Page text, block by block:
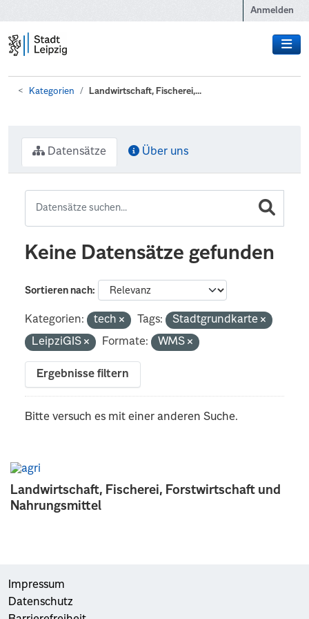
Anmelden
Kategorien Landwirtschaft, Fischerei,...
Landwirtschaft, Fischerei, Forstwirtschaft und
Nahrungsmittel
Datensätze Über uns
Keine Datensätze gefunden
Sortieren nach
Kategorien: tech Tags:
Stadtgrundkarte
LeipziGIS
Formate: WMS
Ergebnisse filtern
Bitte versuch es mit einer anderen Suche.
Impressum
Datenschutz